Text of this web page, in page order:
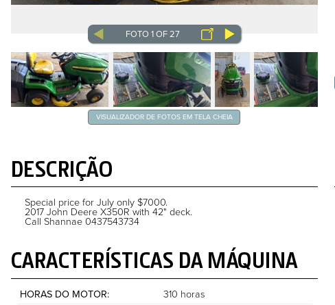
FOTO 1 OF 27
VISUALIZADOR DE FOTOS EM TELA CHEIA
DESCRIÇÃO
Special price for July only $7000.
2017 John Deere X350R with 42" deck.
Call Shannae 0437543734
CARACTERÍSTICAS DA MÁQUINA
HORAS DO MOTOR 310 horas